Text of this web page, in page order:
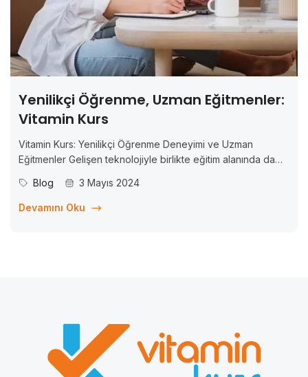
Yenilikçi Öğrenme, Uzman Eğitmenler:
Vitamin Kurs
Vitamin Kurs: Yenilikçi Öğrenme Deneyimi ve Uzman
Eğitmenler Gelişen teknolojiyle birlikte eğitim alanında da
ve esnek hale geldi ve bu da öğrenme deneyimini
dönüştürdü. Bu bağlamda, Vitamin Kurs adlı çevrim içi eğitim
Blog 3 Mayıs 2024
Devamını Oku